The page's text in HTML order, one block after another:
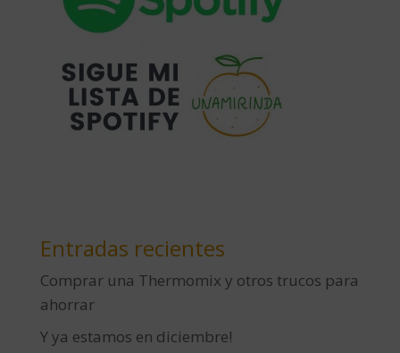
Entradas recientes
Comprar una Thermomix y otros trucos para
ahorrar
Y ya estamos en diciembre!